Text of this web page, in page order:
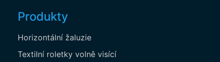
Produkty
Horizontální žaluzie
Textilní roletky volně visící